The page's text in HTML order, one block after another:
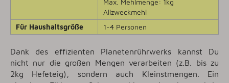
Max. Mehlmenge: 1kg
Allzweckmehl
Für Haushaltsgröße
1-4 Personen
Dank des effizienten Planetenrührwerks kannst Du
nicht nur die großen Mengen verarbeiten (z.B. bis zu
2kg Hefeteig), sondern auch Kleinstmengen. Ein